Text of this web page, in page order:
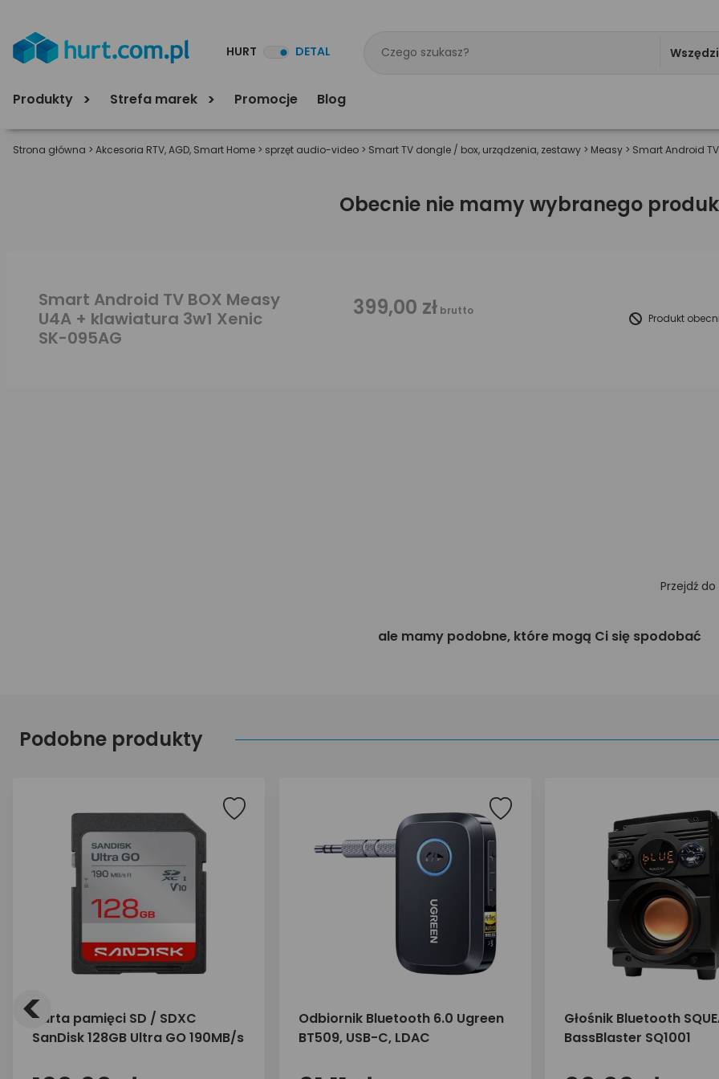
HURT DETAL
Produkty Strefa marek Promocje Blog
Strona główna > Akcesoria RTV, AGD, Smart Home > sprzęt audio-video > Smart TV dongle / box, urządzenia, zestawy > Measy > Smart Android TV
Obecnie nie mamy wybranego
Smart Android TV BOX Measy
U4A + klawiatura 3w1 Xenic
SK-095AG
399,00 zł brutto
Produkt
Przejdź do
ale mamy podobne, które mogą Ci się spodobać
Podobne produkty
Karta pamięci SD / SDXC
SanDisk 128GB Ultra GO 190MB/s
Odbiornik Bluetooth 6.0 Ugreen
BT509, USB-C, LDAC
Głośnik Bluetooth
BassBlaster SQ1001
<